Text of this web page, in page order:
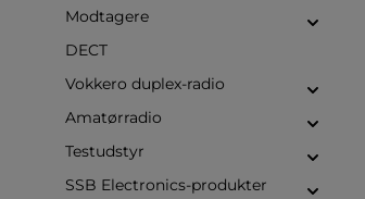
Modtagere
DECT
Vokkero duplex-radio
Amatørradio
Testudstyr
SSB Electronics-produkter